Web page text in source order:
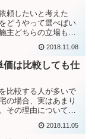
頼したいと考えた
どうやって選べばい
主どちらの立場も経
るポイントを紹介し
2018.11.08
価は比較しても仕
比較する人が多いで
の場合、実はあまり
その理由について書
2018.11.05